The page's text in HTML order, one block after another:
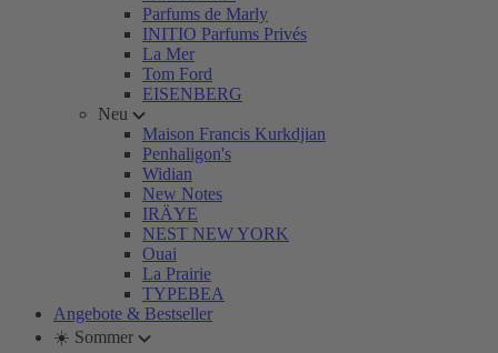
Parfums de Marly
INITIO Parfums Privés
La Mer
Tom Ford
EISENBERG
Neu
Maison Francis Kurkdjian
Penhaligon's
Widian
New Notes
IRÄYE
NEST NEW YORK
Ouai
La Prairie
TYPEBEA
Angebote & Bestseller
☀️ Sommer